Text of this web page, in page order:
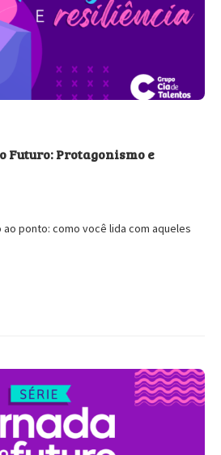
Futuro: Protagonismo e
ponto: como você lida com aqueles